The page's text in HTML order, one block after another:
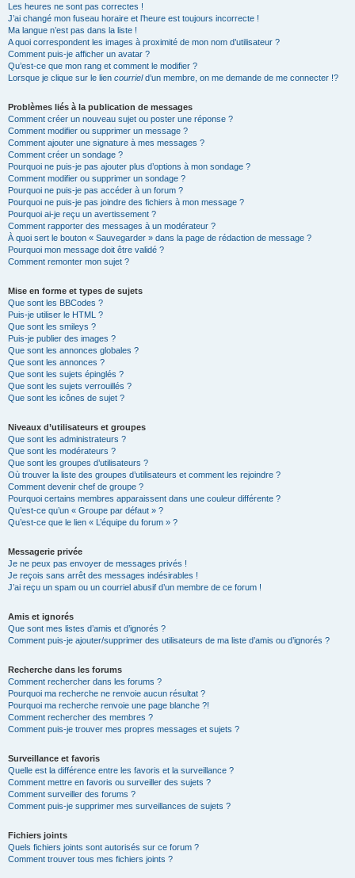
Les heures ne sont pas correctes !
J’ai changé mon fuseau horaire et l’heure est toujours incorrecte !
Ma langue n’est pas dans la liste !
A quoi correspondent les images à proximité de mon nom d’utilisateur ?
Comment puis-je afficher un avatar ?
Qu’est-ce que mon rang et comment le modifier ?
Lorsque je clique sur le lien courrield’un membre, on me demande de me connecter !?
Problèmes liés à la publication de messages
Comment créer un nouveau sujet ou poster une réponse ?
Comment modifier ou supprimer un message ?
Comment ajouter une signature à mes messages ?
Comment créer un sondage ?
Pourquoi ne puis-je pas ajouter plus d’options à mon sondage ?
Comment modifier ou supprimer un sondage ?
Pourquoi ne puis-je pas accéder à un forum ?
Pourquoi ne puis-je pas joindre des fichiers à mon message ?
Pourquoi ai-je reçu un avertissement ?
Comment rapporter des messages à un modérateur ?
À quoi sert le bouton « Sauvegarder » dans la page de rédaction de message ?
Pourquoi mon message doit être validé ?
Comment remonter mon sujet ?
Mise en forme et types de sujets
Que sont les BBCodes ?
Puis-je utiliser le HTML ?
Que sont les smileys ?
Puis-je publier des images ?
Que sont les annonces globales ?
Que sont les annonces ?
Que sont les sujets épinglés ?
Que sont les sujets verrouillés ?
Que sont les icônes de sujet ?
Niveaux d’utilisateurs et groupes
Que sont les administrateurs ?
Que sont les modérateurs ?
Que sont les groupes d’utilisateurs ?
Où trouver la liste des groupes d’utilisateurs et comment les rejoindre ?
Comment devenir chef de groupe ?
Pourquoi certains membres apparaissent dans une couleur différente ?
Qu’est-ce qu’un « Groupe par défaut » ?
Qu’est-ce que le lien « L’équipe du forum » ?
Messagerie privée
Je ne peux pas envoyer de messages privés !
Je reçois sans arrêt des messages indésirables !
J’ai reçu un spam ou un courriel abusif d’un membre de ce forum !
Amis et ignorés
Que sont mes listes d’amis et d’ignorés ?
Comment puis-je ajouter/supprimer des utilisateurs de ma liste d’amis ou d’ignorés ?
Recherche dans les forums
Comment rechercher dans les forums ?
Pourquoi ma recherche ne renvoie aucun résultat ?
Pourquoi ma recherche renvoie une page blanche ?!
Comment rechercher des membres ?
Comment puis-je trouver mes propres messages et sujets ?
Surveillance et favoris
Quelle est la différence entre les favoris et la surveillance ?
Comment mettre en favoris ou surveiller des sujets ?
Comment surveiller des forums ?
Comment puis-je supprimer mes surveillances de sujets ?
Fichiers joints
Quels fichiers joints sont autorisés sur ce forum ?
Comment trouver tous mes fichiers joints ?